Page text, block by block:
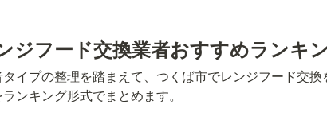
ジフード交換業者おすすめランキ
イプの整理を踏まえて、つくば市でレンジフード交
ンキング形式でまとめます。